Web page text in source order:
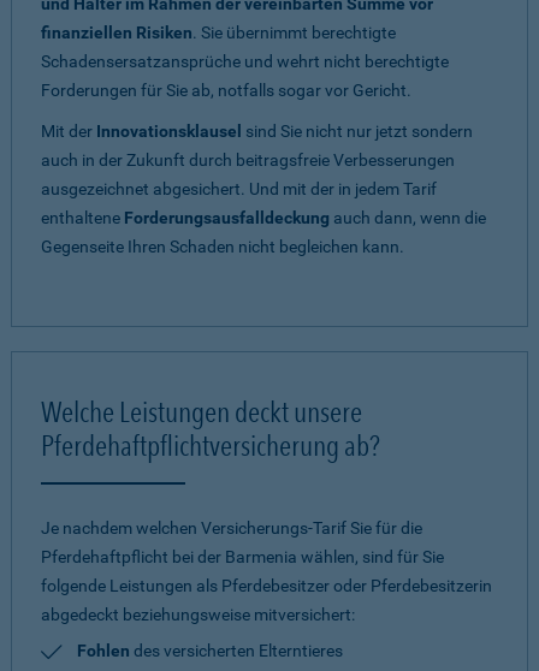
finanziellen Risiken. Sie übernimmt berechtigte
Schadensersatzansprüche und wehrt nicht berechtigte
Forderungen für Sie ab, notfalls sogar vor Gericht.
Mit der Innovationsklausel sind Sie nicht nur jetzt sondern
auch in der Zukunft durch beitragsfreie Verbesserungen
ausgezeichnet abgesichert. Und mit der in jedem Tarif
enthaltene Forderungsausfalldeckung auch dann, wenn die
Gegenseite Ihren Schaden nicht begleichen kann.
Welche Leistungen deckt unsere
Pferdehaftpflichtversicherung ab?
Je nachdem welchen Versicherungs-Tarif Sie für die
Pferdehaftpflicht bei der Barmenia wählen, sind für Sie
folgende Leistungen als Pferdebesitzer oder Pferdebesitzerin
abgedeckt beziehungsweise mitversichert:
Fohlen des versicherten Elterntieres